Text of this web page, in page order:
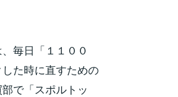
毎日「１１００
た時に直すための
で「スポルトッ